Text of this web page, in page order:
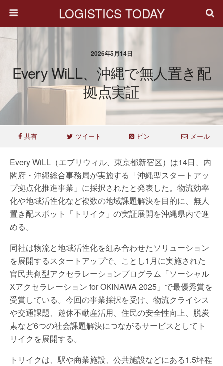
LOGISTICS TODAY
2026年5月14日
Every WiLL、沖縄で無人置き配
拠点実証
共有 ツイート ピン メール
Every WiLL（エブリウィル、東京都新宿区）は14日、内
閣府・沖縄総合事務局が実施する「沖縄型スタートアッ
プ拠点化推進事業」に採択されたと発表した。物流効率
化や地域活性化など複数の地域課題解決を目的に、無人
置き配スポット「トリイク」の実証展開を沖縄県内で進
める。
同社は物流と地域活性化を組み合わせたソリューション
を展開するスタートアップで、ことし1月に実施された
官民共創型アクセラレーションプログラム「ソーシャル
Xアクセラレーション for OKINAWA 2025」で最優秀賞を
受賞している。今回の事業採択を受け、物流クライシス
や交通課題、遊休不動産活用、住民の安全性向上、脱炭
素など6つの社会課題解決につながるサービスとしてト
リイクを展開する。
トリイクは、駅や商業施設、公共施設などにある1.5坪程